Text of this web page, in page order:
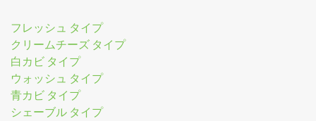
フレッシュ タイプ
クリームチーズ タイプ
白カビ タイプ
ウォッシュ タイプ
青カビ タイプ
シェーブル タイプ